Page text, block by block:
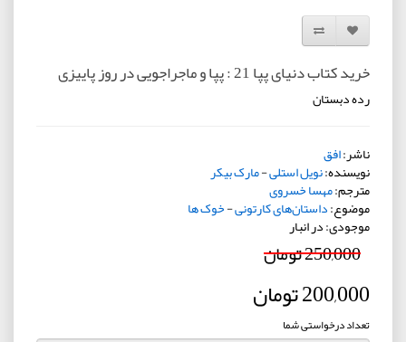
افزودن به لیست دلخواه
مقایسه این محصول
خرید کتاب دنیای پپا 21 : پپا و ماجراجویی در روز پاییزی
رده دبستان
ناشر:افق
نویسنده:نویل استلی-مارک بیکر
مترجم:مهسا خسروی
موضوع:داستان‌های کارتونی-خوک ها
موجودی: در انبار
250,000 تومان
200,000 تومان
تعداد درخواستی شما